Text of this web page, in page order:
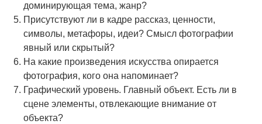
доминирующая тема, жанр?
Присутствуют ли в кадре рассказ, ценности,
символы, метафоры, идеи? Смысл фотографии
явный или скрытый?
На какие произведения искусства опирается
фотография, кого она напоминает?
Графический уровень. Главный объект. Есть ли в
сцене элементы, отвлекающие внимание от
объекта?